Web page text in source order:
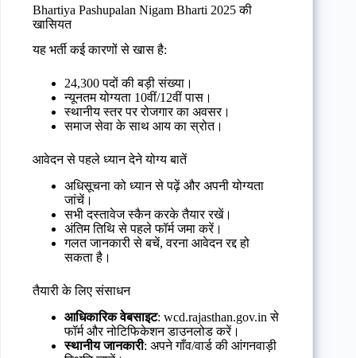
Bhartiya Pashupalan Nigam Bharti 2025 की
खासियत
यह भर्ती कई कारणों से खास है:
24,300 पदों की बड़ी संख्या।
न्यूनतम योग्यता 10वीं/12वीं पास।
स्थानीय स्तर पर रोजगार का अवसर।
समाज सेवा के साथ आय का स्रोत।
आवेदन से पहले ध्यान देने योग्य बातें
अधिसूचना को ध्यान से पढ़ें और अपनी योग्यता
जांचें।
सभी दस्तावेज स्कैन करके तैयार रखें।
अंतिम तिथि से पहले फॉर्म जमा करें।
गलत जानकारी से बचें, वरना आवेदन रद्द हो
सकता है।
तैयारी के लिए संसाधन
आधिकारिक वेबसाइट: wcd.rajasthan.gov.in से
फॉर्म और नोटिफिकेशन डाउनलोड करें।
स्थानीय जानकारी: अपने गाँव/वार्ड की आंगनवाड़ी